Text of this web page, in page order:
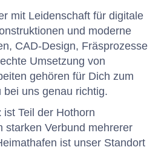
mit Leidenschaft für digitale
und moderne
CAD-Design, Fräsprozesse
Umsetzung von
gehören für Dich zum
uns genau richtig.
ist Teil der Hothorn
starken Verbund mehrerer
ist unser Standort